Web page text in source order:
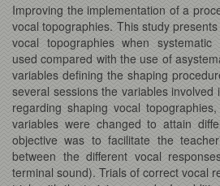
Improving the implementation of a
vocal topographies. This study
vocal topographies when
used compared with the use of
variables defining the shaping
several sessions the variables involved
regarding shaping vocal
variables were changed to attain
objective was to facilitate the
between the different vocal
terminal sound). Trials of correct vocal